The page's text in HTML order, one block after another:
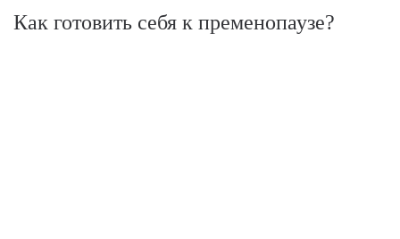
Как готовить себя к пременопаузе?